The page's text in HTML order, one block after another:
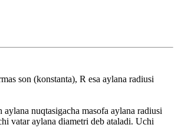
son (konstanta), R esa aylana radiusi
nuqtasigacha masofa aylana radiusi
vatar aylana diametri deb ataladi. Uchi